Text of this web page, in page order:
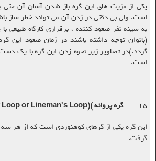
یکی از مزیت های این گره باز شدن آسان آن حتی
است. ولی بی دقتی در زدن آن می تواند خطر ساز
به سینه نفر صعود کننده ، برقراری کارگاه طبیعی
(بانوان توجه داشته باشند در زمان صعود این گره
گردد.)در تصاویر زیر نحوه زدن این گره با یک
است.
۱۵- گره پروانه(
or Lineman's Loop)
این گره یکی از گرهای کوهنوردی است که از هر سه
گرفت.